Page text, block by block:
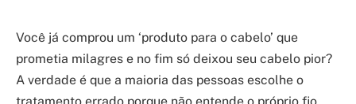
Você já comprou um ‘produto para o cabelo’ que
prometia milagres e no fim só deixou seu cabelo pior?
A verdade é que a maioria das pessoas escolhe o